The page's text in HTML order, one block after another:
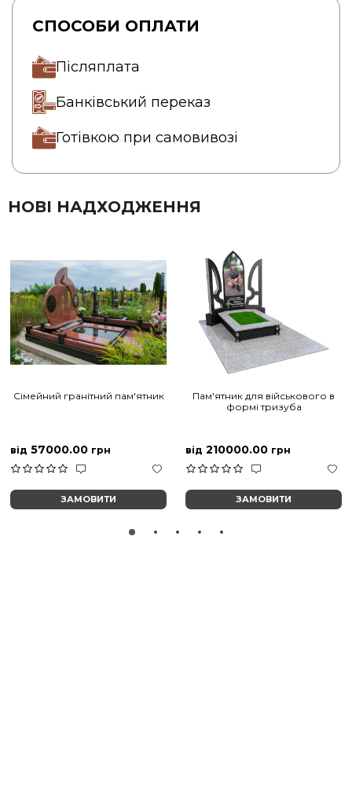
СПОСОБИ ОПЛАТИ
Післяплата
Банківський переказ
Готівкою при самовивозі
НОВІ НАДХОДЖЕННЯ
Сімейний гранітний пам'ятник
від 57000.00 грн
ЗАМОВИТИ
Пам'ятник для військового в
формі тризуба
від 210000.00 грн
ЗАМОВИТИ